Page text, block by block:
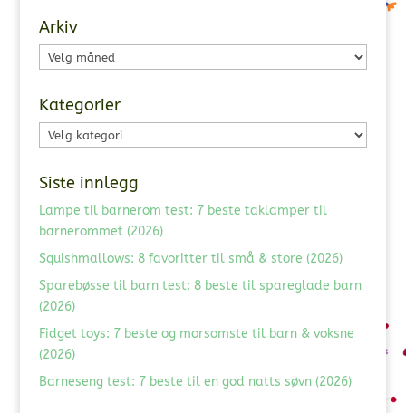
Arkiv
Arkiv
Kategorier
Kategorier
Siste innlegg
Lampe til barnerom test: 7 beste taklamper til
barnerommet (2026)
Squishmallows: 8 favoritter til små & store (2026)
Sparebøsse til barn test: 8 beste til spareglade barn
(2026)
Fidget toys: 7 beste og morsomste til barn & voksne
(2026)
Barneseng test: 7 beste til en god natts søvn (2026)